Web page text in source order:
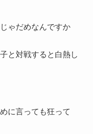
ゃだめなんですか
と対戦すると白熱し
に言っても狂って